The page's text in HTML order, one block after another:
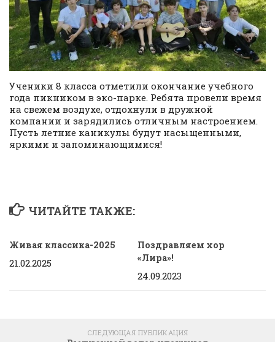
Ученики 8 класса отметили окончание учебного
года пикником в эко-парке. Ребята провели время
на свежем воздухе, отдохнули в дружной
компании и зарядились отличным настроением.
Пусть летние каникулы будут насыщенными,
яркими и запоминающимися!
ЧИТАЙТЕ ТАКЖЕ:
Живая классика-2025
21.02.2025
Поздравляем хор
«Лира»!
24.09.2023
СЛЕДУЮЩАЯ ПУБЛИКАЦИЯ